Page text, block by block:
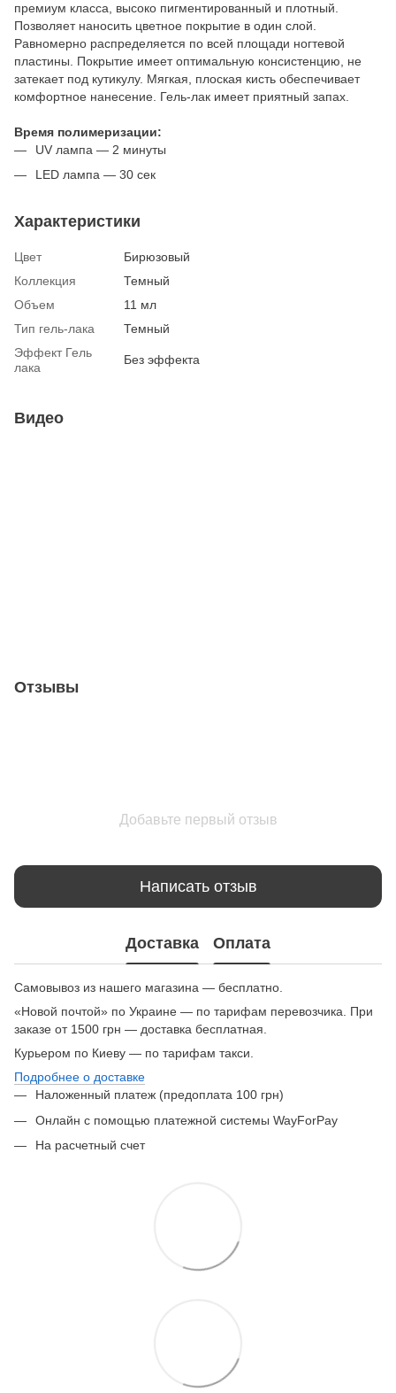
премиум класса, высоко пигментированный и плотный.
Позволяет наносить цветное покрытие в один слой.
Равномерно распределяется по всей площади ногтевой
пластины. Покрытие имеет оптимальную консистенцию, не
затекает под кутикулу. Мягкая, плоская кисть обеспечивает
комфортное нанесение. Гель-лак имеет приятный запах.
Время полимеризации:
UV лампа — 2 минуты
LED лампа — 30 сек
Характеристики
Цвет
Бирюзовый
Коллекция
Темный
Объем
11 мл
Тип гель-лака
Темный
Эффект Гель
лака
Без эффекта
Видео
Отзывы
Добавьте первый отзыв
Написать отзыв
Доставка Оплата
Самовывоз из нашего магазина — бесплатно.
«Новой почтой» по Украине — по тарифам перевозчика. При
заказе от 1500 грн — доставка бесплатная.
Курьером по Киеву — по тарифам такси.
Подробнее о доставке
Наложенный платеж (предоплата 100 грн)
Онлайн с помощью платежной системы WayForPay
На расчетный счет